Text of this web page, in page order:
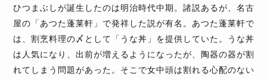
ひつまぶしが誕生したのは明治時代中期。諸説あるが、名古
屋の「あつた蓬莱軒」で発祥した説が有名。あつた蓬莱軒で
は、割烹料理の〆として「うな丼」を提供していた。うな丼
は人気になり、出前が増えるようになったが、陶器の器が割
れてしまう問題があった。そこで女中頭は割れる心配のない